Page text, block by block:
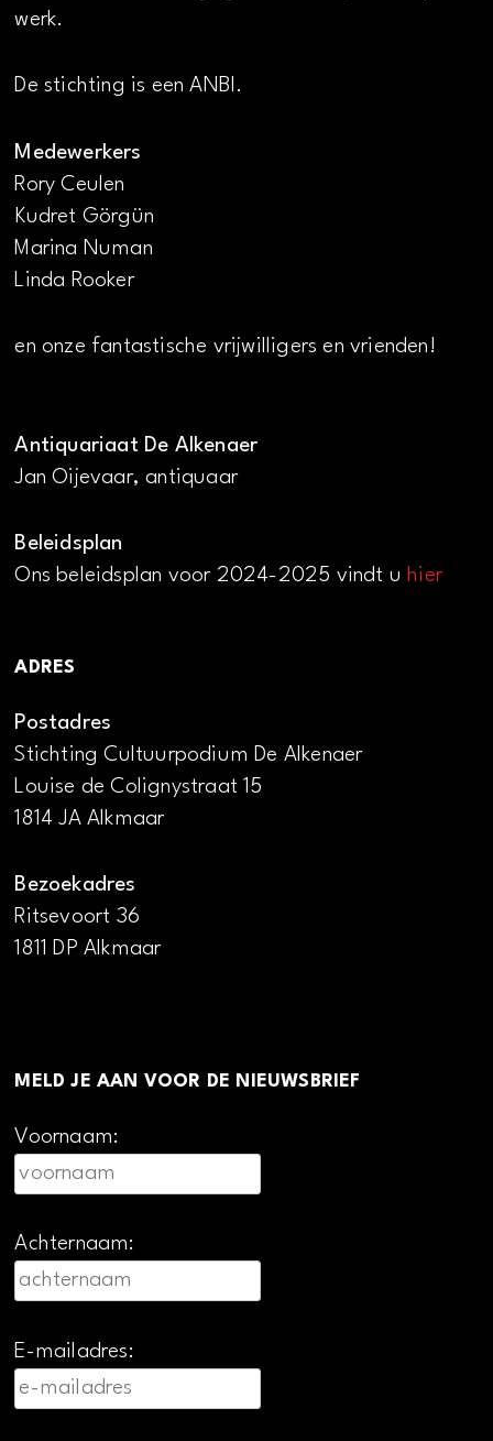
werk.
De stichting is een ANBI.
Medewerkers
Rory Ceulen
Kudret Görgün
Marina Numan
Linda Rooker
en onze fantastische vrijwilligers en vrienden!
Antiquariaat De Alkenaer
Jan Oijevaar, antiquaar
Beleidsplan
Ons beleidsplan voor 2024-2025 vindt uhier
ADRES
Postadres
Stichting Cultuurpodium De Alkenaer
Louise de Colignystraat 15
1814 JA Alkmaar
Bezoekadres
Ritsevoort 36
1811 DP Alkmaar
MELD JE AAN VOOR DE NIEUWSBRIEF
Voornaam:
Achternaam:
E-mailadres: